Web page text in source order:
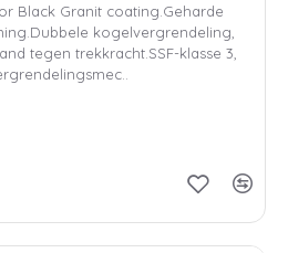
Black Granit coating.Geharde
kogelvergrendeling,
tegen trekkracht.SSF-klasse 3,